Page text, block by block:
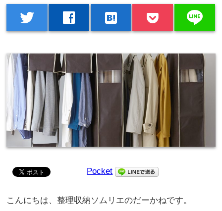
twitter facebook hatenabookmark line
Pocket
こんにちは、整理収納ソムリエのだーかねです。